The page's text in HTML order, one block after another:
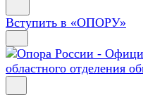
Вступить в «ОПОРУ»